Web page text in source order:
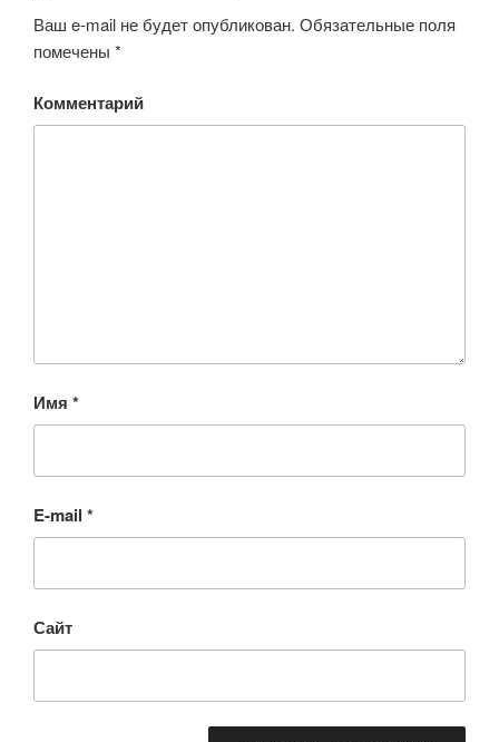
Ваш e-mail не будет опубликован. Обязательные поля
помечены *
Комментарий
Имя *
E-mail *
Сайт